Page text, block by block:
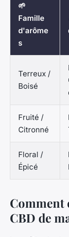
🌱
Famille
d'arôme
s
Terreux /
Boisé
Fruité /
Citronné
Floral /
Épicé
Comment
CBD de